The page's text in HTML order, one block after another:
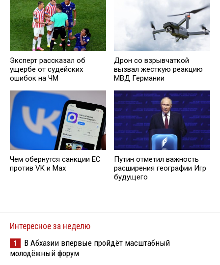
Эксперт рассказал об
ущербе от судейских
ошибок на ЧМ
Дрон со взрывчаткой
вызвал жесткую реакцию
МВД Германии
Чем обернутся санкции ЕС
против VK и Max
Путин отметил важность
расширения географии Игр
будущего
Интересное за неделю
1
В Абхазии впервые пройдёт масштабный
молодёжный форум